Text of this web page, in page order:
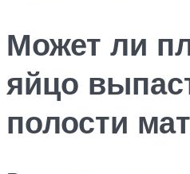
Может ли
яйцо
полости